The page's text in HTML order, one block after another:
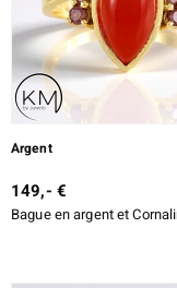
Argent
149,- €
Bague en argent et